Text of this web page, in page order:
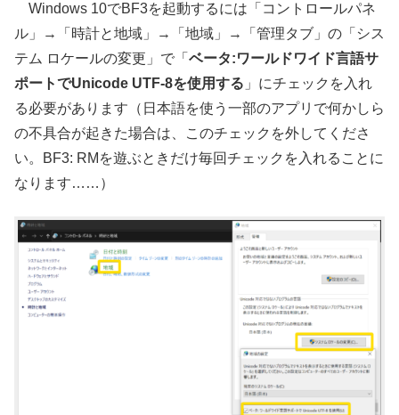
Windows 10でBF3を起動するには「コントロールパネ
ル」→「時計と地域」→「地域」→「管理タブ」の「シス
テム ロケールの変更」で「 ベータ:ワールドワイド言語サ
ポートでUnicode UTF-8を使用する 」にチェックを入れ
る必要があります（日本語を使う一部のアプリで何かしら
の不具合が起きた場合は、このチェックを外してくださ
い。BF3: RMを遊ぶときだけ毎回チェックを入れることに
なります……）